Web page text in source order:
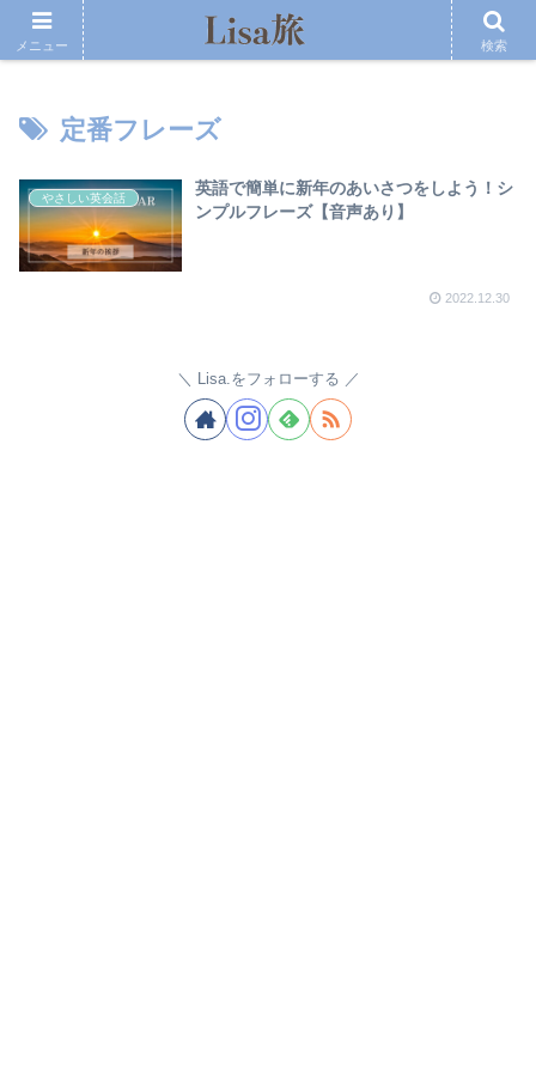
定番フレーズ
やさしい英会話
英語で簡単に新年のあいさつをしよう！シ
ンプルフレーズ【音声あり】
2022.12.30
Lisa.をフォローする
メニュー 検索